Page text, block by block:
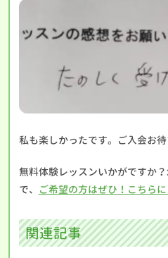
私も楽しかったです。ご入会お待
無料体験レッスンいかがですか
で、 ご希望の方はぜひ！こちら
関連記事